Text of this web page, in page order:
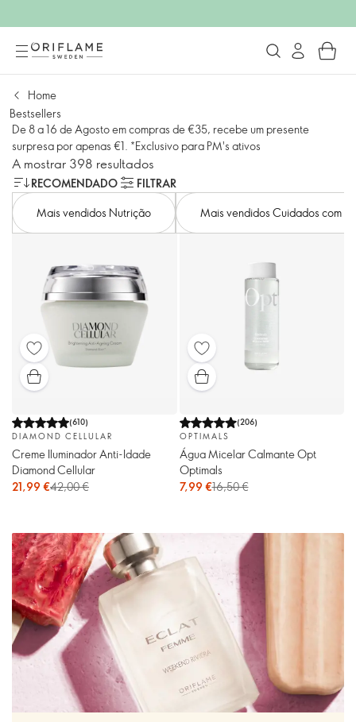
Home
Bestsellers
De 8 a 16 de Agosto em compras de €35, recebe um presente
surpresa por apenas €1. *Exclusivo para PM's ativos
A mostrar 398 resultados
RECOMENDADO
FILTRAR
Mais vendidos Nutrição
Mais vendidos Cuidados com a
(610)
DIAMOND CELLULAR
Creme Iluminador Anti-Idade
Diamond Cellular
21,99 €42,00 €
(206)
OPTIMALS
Água Micelar Calmante Opt
Optimals
7,99 €16,50 €